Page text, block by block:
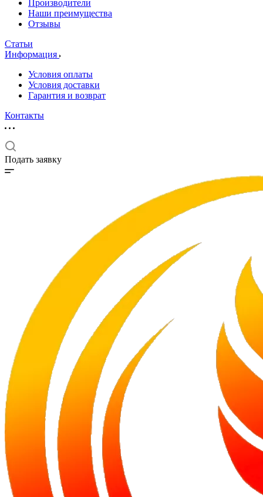
Производители
Наши преимущества
Отзывы
Статьи
Информация
Условия оплаты
Условия доставки
Гарантия и возврат
Контакты
Подать заявку